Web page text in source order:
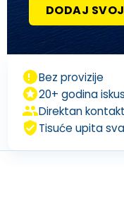
DODAJ
Bez provizije
20+ godina
Direktan
Tisuće upita